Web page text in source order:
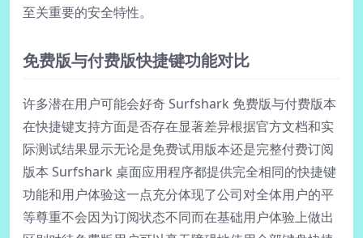
至关重要的安全特性。
免费版与付费版快捷键功能对比
许多潜在用户可能会好奇 Surfshark 免费版与付费版本
在快捷键支持方面是否存在显著差异根据官方文档和实
际测试结果显示无论是免费试用版本还是完整付费订阅
版本 Surfshark 桌面应用程序都提供完全相同的快捷键
功能和用户体验这一点充分体现了公司对全体用户的平
等尊重不会因为订阅状态不同而在基础用户体验上做出